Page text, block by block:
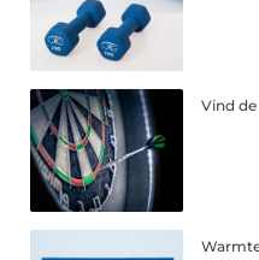
Vind